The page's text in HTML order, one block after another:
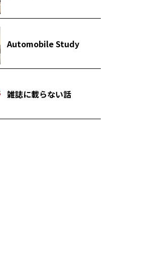
Automobile Study
雑誌に載らない話